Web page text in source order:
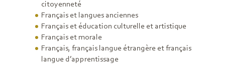
citoyenneté
Français et langues anciennes
Français et éducation culturelle et artistique
Français et morale
Français, français langue étrangère et français
langue d’apprentissage